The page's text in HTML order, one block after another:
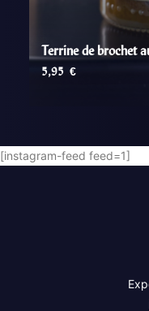
Terrine de brochet
5,95 €
[instagram-feed feed=1]